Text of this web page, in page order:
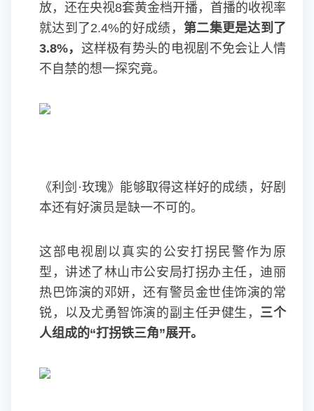
放，还在央视8套黄金档开播，首播的收视率
就达到了2.4%的好成绩， 第二集更是达到了
3.8%， 这样极有势头的电视剧不免会让人情
不自禁的想一探究竟。
《利剑·玫瑰》能够取得这样好的成绩，好剧
本还有好演员是缺一不可的。
这部电视剧以真实的公安打拐民警作为原
型，讲述了林山市公安局打拐办主任，迪丽
热巴饰演的邓妍，还有警员金世佳饰演的常
锐，以及尤勇智饰演的副主任尹健生， 三个
人组成的“打拐铁三角”展开。